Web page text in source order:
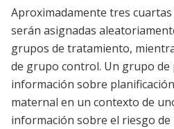
Aproximadamente tres
serán asignadas
grupos de tratamiento,
de grupo control. Un grupo de
información sobre
maternal en un contexto de
información sobre el riesgo